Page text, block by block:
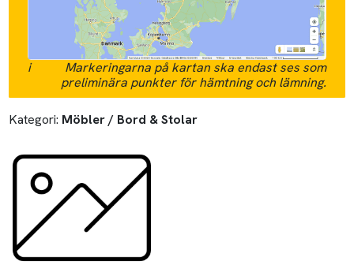
i
Markeringarna på kartan ska endast ses som
preliminära punkter för hämtning och lämning.
Kategori: Möbler / Bord & Stolar